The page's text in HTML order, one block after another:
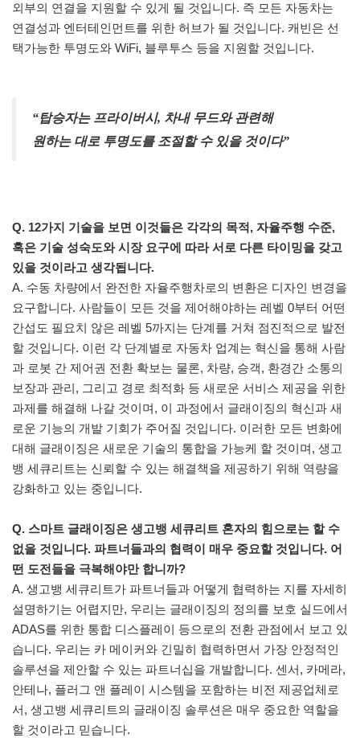
외부의 연결을 지원할 수 있게 될 것입니다. 즉 모든 자동차는
연결성과 엔터테인먼트를 위한 허브가 될 것입니다. 캐빈은 선
택가능한 투명도와 WiFi, 블루투스 등을 지원할 것입니다.
“탑승자는 프라이버시, 차내 무드와 관련해
원하는 대로 투명도를 조절할 수 있을 것이다”
Q. 12가지 기술을 보면 이것들은 각각의 목적, 자율주행 수준,
혹은 기술 성숙도와 시장 요구에 따라 서로 다른 타이밍을 갖고
있을 것이라고 생각됩니다.
A. 수동 차량에서 완전한 자율주행차로의 변환은 디자인 변경을
요구합니다. 사람들이 모든 것을 제어해야하는 레벨 0부터 어떤
간섭도 필요치 않은 레벨 5까지는 단계를 거쳐 점진적으로 발전
할 것입니다. 이런 각 단계별로 자동차 업계는 혁신을 통해 사람
과 로봇 간 제어권 전환 확보는 물론, 차량, 승객, 환경간 소통의
보장과 관리, 그리고 경로 최적화 등 새로운 서비스 제공을 위한
과제를 해결해 나갈 것이며, 이 과정에서 글래이징의 혁신과 새
로운 기능의 개발 기회가 주어질 것입니다. 이러한 모든 변화에
대해 글래이징은 새로운 기술의 통합을 가능케 할 것이며, 생고
뱅 세큐리트는 신뢰할 수 있는 해결책을 제공하기 위해 역량을
강화하고 있는 중입니다.
Q. 스마트 글래이징은 생고뱅 세큐리트 혼자의 힘으로는 할 수
없을 것입니다. 파트너들과의 협력이 매우 중요할 것입니다. 어
떤 도전들을 극복해야만 합니까?
A. 생고뱅 세큐리트가 파트너들과 어떻게 협력하는 지를 자세히
설명하기는 어렵지만, 우리는 글래이징의 정의를 보호 실드에서
ADAS를 위한 통합 디스플레이 등으로의 전환 관점에서 보고 있
습니다. 우리는 카 메이커와 긴밀히 협력하면서 가장 안정적인
솔루션을 제안할 수 있는 파트너십을 개발합니다. 센서, 카메라,
안테나, 플러그 앤 플레이 시스템을 포함하는 비전 제공업체로
서, 생고뱅 세큐리트의 글래이징 솔루션은 매우 중요한 역할을
할 것이라고 믿습니다.